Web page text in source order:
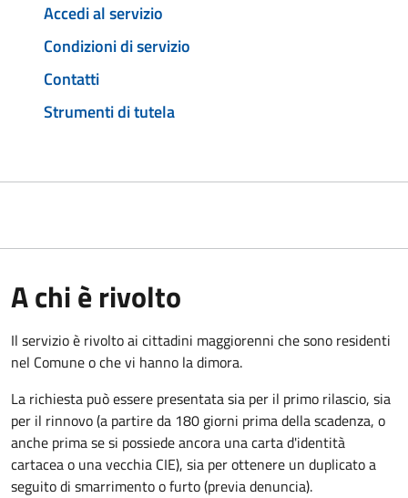
Accedi al servizio
Condizioni di servizio
Contatti
Strumenti di tutela
A chi è rivolto
Il servizio è rivolto ai cittadini maggiorenni che sono residenti
nel Comune o che vi hanno la dimora.
La richiesta può essere presentata sia per il primo rilascio, sia
per il rinnovo (a partire da 180 giorni prima della scadenza, o
anche prima se si possiede ancora una carta d'identità
cartacea o una vecchia CIE), sia per ottenere un duplicato a
seguito di smarrimento o furto (previa denuncia).